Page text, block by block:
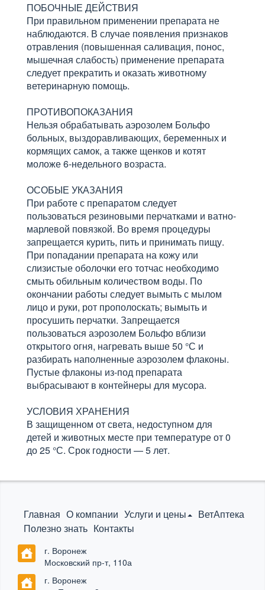
ПОБОЧНЫЕ ДЕЙСТВИЯ
При правильном применении препарата не
наблюдаются. В случае появления признаков
отравления (повышенная саливация, понос,
мышечная слабость) применение препарата
следует прекратить и оказать животному
ветеринарную помощь.
ПРОТИВОПОКАЗАНИЯ
Нельзя обрабатывать аэрозолем Больфо
больных, выздоравливающих, беременных и
кормящих самок, а также щенков и котят
моложе 6-недельного возраста.
ОСОБЫЕ УКАЗАНИЯ
При работе с препаратом следует
пользоваться резиновыми перчатками и ватно-
марлевой повязкой. Во время процедуры
запрещается курить, пить и принимать пищу.
При попадании препарата на кожу или
слизистые оболочки его тотчас необходимо
смыть обильным количеством воды. По
окончании работы следует вымыть с мылом
лицо и руки, рот прополоскать; вымыть и
просушить перчатки. Запрещается
пользоваться аэрозолем Больфо вблизи
открытого огня, нагревать выше 50 °С и
разбирать наполненные аэрозолем флаконы.
Пустые флаконы из-под препарата
выбрасывают в контейнеры для мусора.
УСЛОВИЯ ХРАНЕНИЯ
В защищенном от света, недоступном для
детей и животных месте при температуре от 0
до 25 °С. Срок годности — 5 лет.
Главная О компании Услуги и цены
ВетАптека
Полезно знать Контакты
г. Воронеж
Московский пр-т, 110а
г. Воронеж